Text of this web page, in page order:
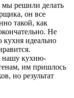
мы решили делать
он все
такой, как
Не
кухня идеально
нашу кухню-
им пришлось
но результат